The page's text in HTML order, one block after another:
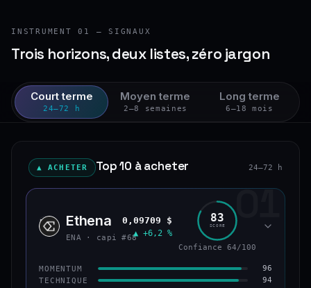
INSTRUMENT 01 — SIGNAUX
Trois horizons, deux listes, zéro jargon
Court terme
24–72 h
Moyen terme
2–8 semaines
Long terme
6–18 mois
▲ ACHETER Top 10 à acheter 24–72 h
01
ENA Ethena
ENA · capi #68
0,09709 $
▲ +6,2 %
83
SCORE
Confiance 64/100
MOMENTUM 96
TECHNIQUE 94